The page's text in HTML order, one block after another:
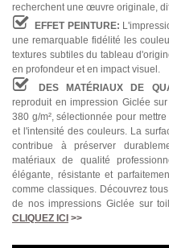
recherchent une œuvre originale,
EFFET PEINTURE:
une remarquable fidélité les
textures subtiles du tableau
en profondeur et en impact visuel.
DES MATÉRIAUX DE
reproduit en impression Giclée
380 g/m², sélectionnée pour
et l'intensité des couleurs. La
contribue à préserver
matériaux de qualité
élégante, résistante et
comme classiques. Découvrez
de nos impressions Giclée sur
CLIQUEZ ICI >>